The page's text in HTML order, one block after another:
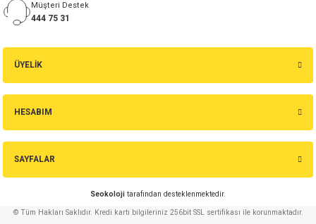
ÜYELİK
HESABIM
SAYFALAR
Seokoloji tarafından desteklenmektedir.
Müşteri Destek
444 75 31
© Tüm Hakları Saklıdır. Kredi kartı bilgileriniz 256bit SSL sertifikası ile korunmaktadır.